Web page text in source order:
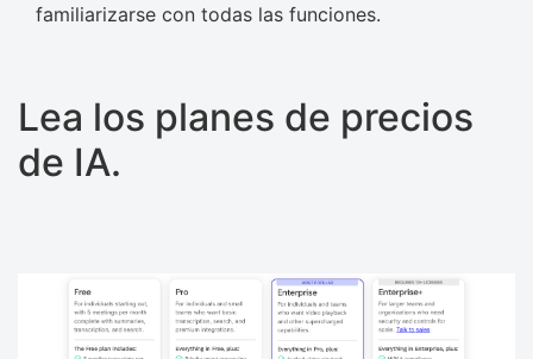
familiarizarse con todas las funciones.
Lea los planes de precios
de IA.